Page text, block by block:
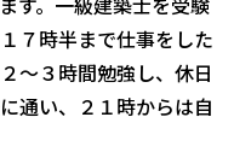
７時半まで仕事をした
～３時間勉強し、休日
通い、２１時からは自